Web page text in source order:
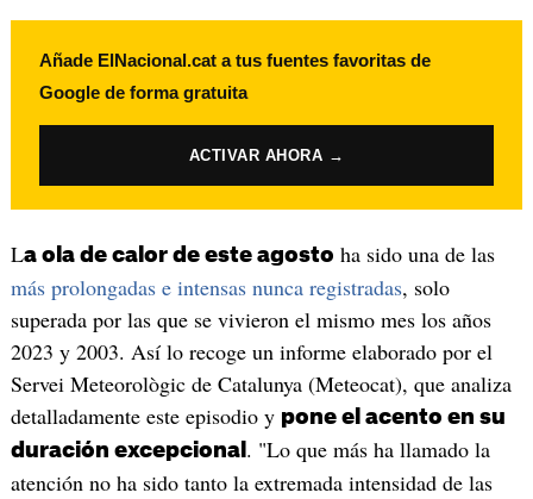
Añade ElNacional.cat a tus fuentes favoritas de
Google de forma gratuita
ACTIVAR AHORA →
La ola de calor de este agosto ha sido una de las
más prolongadas e intensas nunca registradas, solo
superada por las que se vivieron el mismo mes los años
2023 y 2003. Así lo recoge un informe elaborado por el
Servei Meteorològic de Catalunya (Meteocat), que analiza
detalladamente este episodio y pone el acento en su
duración excepcional . "Lo que más ha llamado la
atención no ha sido tanto la extremada intensidad de las